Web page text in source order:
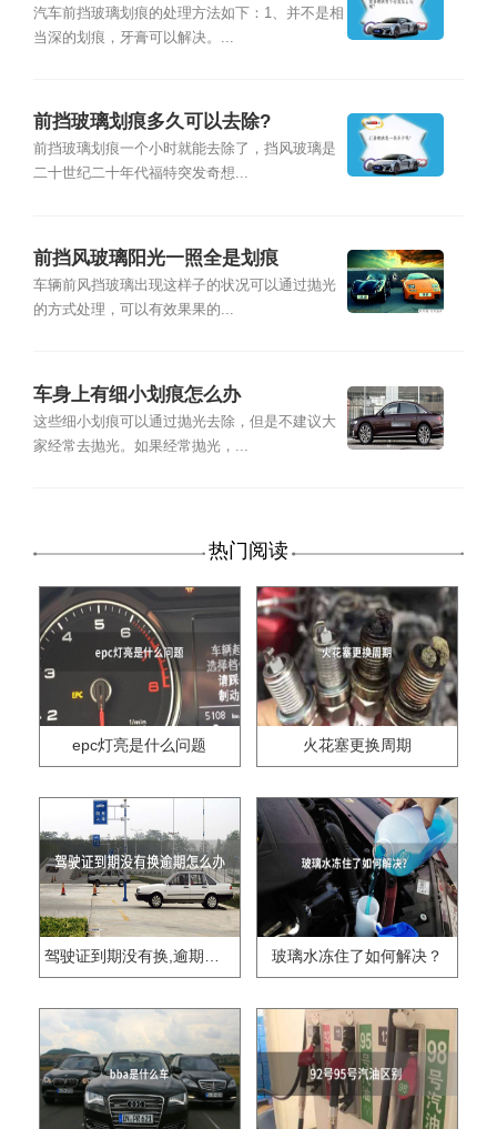
汽车前挡玻璃划痕的处理方法如下：1、并不是相
当深的划痕，牙膏可以解决。...
前挡玻璃划痕多久可以去除?
前挡玻璃划痕一个小时就能去除了，挡风玻璃是
二十世纪二十年代福特突发奇想...
前挡风玻璃阳光一照全是划痕
车辆前风挡玻璃出现这样子的状况可以通过抛光
的方式处理，可以有效果果的...
车身上有细小划痕怎么办
这些细小划痕可以通过抛光去除，但是不建议大
家经常去抛光。如果经常抛光，...
热门阅读
epc灯亮是什么问题 火花塞更换周期
驾驶证到期没有换,逾期怎么办?? 玻璃水冻住了如何解决？